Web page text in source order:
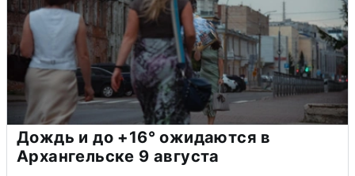
Дождь и до +16° ожидаются в
Архангельске 9 августа